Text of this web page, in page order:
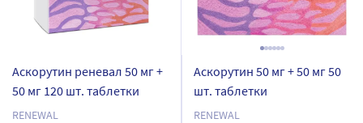
Аскорутин реневал 50 мг +
50 мг 120 шт. таблетки
RENEWAL
Аскорутин 50 мг + 50 мг 50
шт. таблетки
RENEWAL